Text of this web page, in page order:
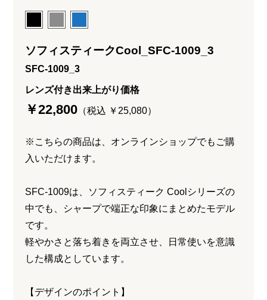
ソフィスティークCool_SFC-1009_3
SFC-1009_3
レンズ付き出来上がり価格
￥22,800 （税込 ￥25,080）
※こちらの商品は、オンラインショップでもご購
入いただけます。
SFC-1009は、ソフィスティーク Coolシリーズの
中でも、シャープで端正な印象にまとめたモデル
です。
軽やかさと落ち着きを両立させ、日常使いを意識
した構成としています。
【デザインのポイント】